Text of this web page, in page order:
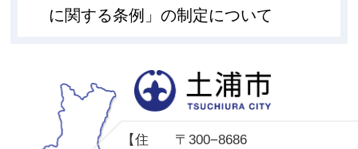
に関する条例」の制定について
【住
〒300−8686